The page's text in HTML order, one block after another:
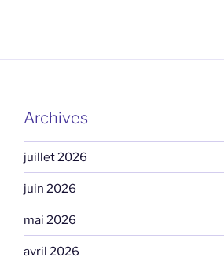
Archives
juillet 2026
juin 2026
mai 2026
avril 2026